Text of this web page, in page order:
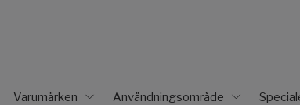
Varumärken Användningsområde